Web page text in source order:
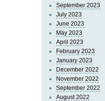
September 2023
July 2023
June 2023
May 2023
April 2023
February 2023
January 2023
December 2022
November 2022
September 2022
August 2022